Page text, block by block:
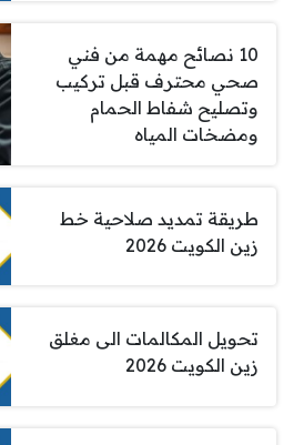
10 نصائح مهمة من فني
صحي محترف قبل تركيب
وتصليح شفاط الحمام
ومضخات المياه
طريقة تمديد صلاحية خط
زين الكويت 2026
تحويل المكالمات الى مغلق
زين الكويت 2026